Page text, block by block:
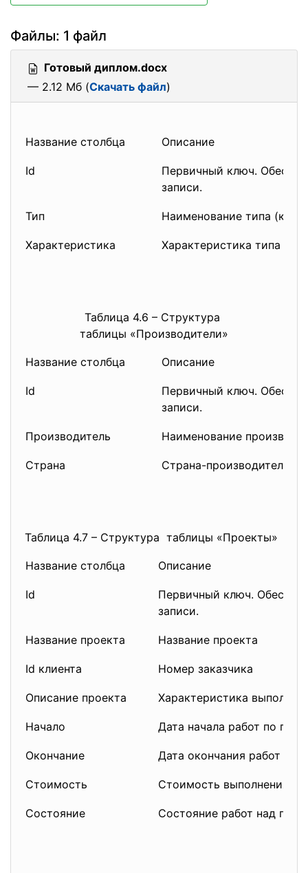
Файлы: 1 файл
Готовый диплом.docx
— 2.12 Мб (Скачать файл)
Название столбца Описание
Id
Первичный ключ.
записи.
Тип Наименование типа
Характеристика Характеристика типа
Таблица 4.6 – Структура
таблицы «Производители»
Название столбца Описание
Id
Первичный ключ.
записи.
Производитель Наименование
Страна Страна-производитель
Таблица 4.7 – Структура таблицы «Проекты»
Название столбца Описание
Id
Первичный ключ.
записи.
Название проекта Название проекта
Id клиента Номер заказчика
Описание проекта Характеристика
Начало Дата начала работ по
Окончание Дата окончания работ по
Стоимость Стоимость выполнения
Состояние Состояние работ над